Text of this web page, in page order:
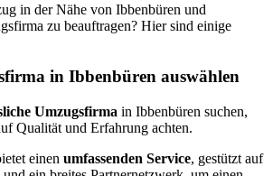
in der Nähe von Ibbenbüren und
zu beauftragen? Hier sind einige
in Ibbenbüren auswählen
Umzugsfirma in Ibbenbüren suchen,
Qualität und Erfahrung achten.
einen umfassenden Service, gestützt auf